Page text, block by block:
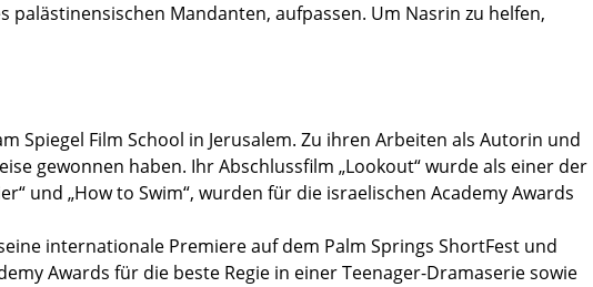
Mandanten, aufpassen. Um Nasrin zu helfen,
Spiegel Film School in Jerusalem. Zu ihren Arbeiten als Autorin und
gewonnen haben. Ihr Abschlussfilm „Lookout“ wurde als einer der
und „How to Swim“, wurden für die israelischen Academy Awards
internationale Premiere auf dem Palm Springs ShortFest und
Awards für die beste Regie in einer Teenager-Dramaserie sowie